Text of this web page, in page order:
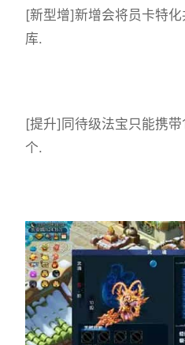
[新型增]新增会将员卡特
库.
[提升]同待级法宝只能携
个.